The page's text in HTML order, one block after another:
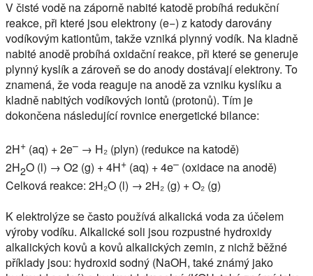
V čisté vodě na záporně nabité katodě probíhá redukční
reakce, při které jsou elektrony (e−) z katody darovány
vodíkovým kationtům, takže vzniká plynný vodík. Na kladně
nabité anodě probíhá oxidační reakce, při které se generuje
plynný kyslík a zároveň se do anody dostávají elektrony. To
znamená, že voda reaguje na anodě za vzniku kyslíku a
kladně nabitých vodíkových iontů (protonů). Tím je
dokončena následující rovnice energetické bilance:
2H+ (aq) + 2e– → H₂ (plyn) (redukce na katodě)
2H2O (l) → O2 (g) + 4H+ (aq) + 4e– (oxidace na anodě)
Celková reakce: 2H₂O (l) → 2H₂ (g) + O₂ (g)
K elektrolýze se často používá alkalická voda za účelem
výroby vodíku. Alkalické soli jsou rozpustné hydroxidy
alkalických kovů a kovů alkalických zemin, z nichž běžné
příklady jsou: hydroxid sodný (NaOH, také známý jako